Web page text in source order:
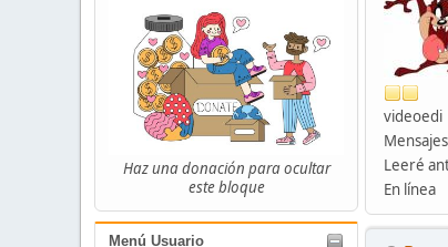
Haz una donación para ocultar
este bloque
Menú Usuario
videoedi
Leeré
En línea